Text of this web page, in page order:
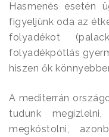
Hasmenés esetén
figyeljünk oda az
folyadékot
folyadékpótlás
hiszen ők
A mediterrán
tudunk
megkóstolni,